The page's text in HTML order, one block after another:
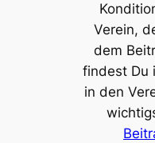
Verein,
dem
findest Du
in den